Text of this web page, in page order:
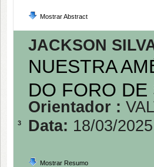
Mostrar Abstract
3
JACKSON
NUESTRA
DO FORO DE
Orientador :
Data: 18/03/2025
Mostrar Resumo